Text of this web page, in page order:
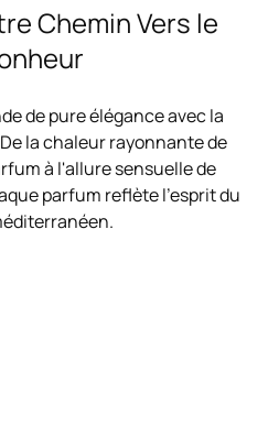
Chemin Vers le
de pure élégance avec la
la chaleur rayonnante de
à l'allure sensuelle de
parfum reflète l'esprit du